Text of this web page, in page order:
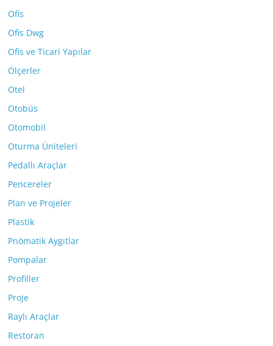
Ofis
Ofis Dwg
Ofis ve Ticari Yapılar
Ölçerler
Otel
Otobüs
Otomobil
Oturma Üniteleri
Pedallı Araçlar
Pencereler
Plan ve Projeler
Plastik
Pnömatik Aygıtlar
Pompalar
Profiller
Proje
Raylı Araçlar
Restoran